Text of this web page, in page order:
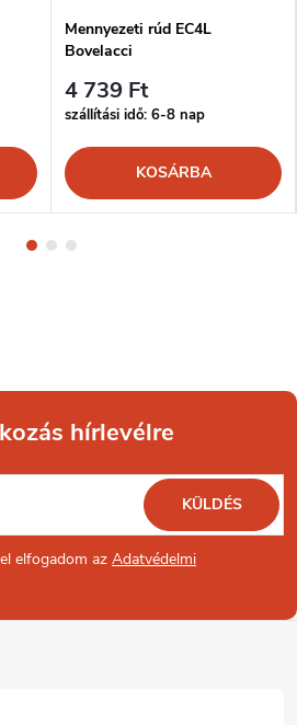
Mennyezeti rúd EC4L
Bovelacci
4 739 Ft
szállítási idő: 6-8 nap
KOSÁRBA
hírlevélre
elfogadom az Adatvédelmi
KÜLDÉS